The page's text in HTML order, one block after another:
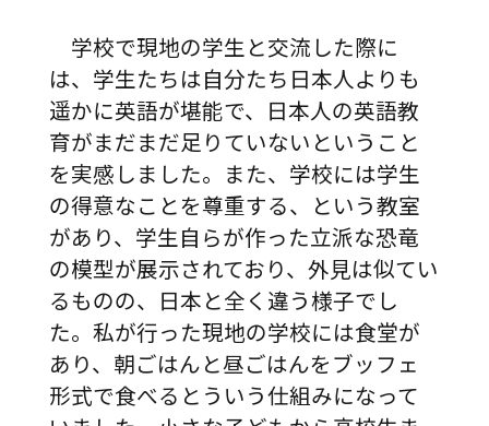
学校で現地の学生と交流した際に
は、学生たちは自分たち日本人よりも
遥かに英語が堪能で、日本人の英語教
育がまだまだ足りていないということ
を実感しました。また、学校には学生
の得意なことを尊重する、という教室
があり、学生自らが作った立派な恐竜
の模型が展示されており、外見は似てい
るものの、日本と全く違う様子でし
た。私が行った現地の学校には食堂が
あり、朝ごはんと昼ごはんをブッフェ
形式で食べるとういう仕組みになって